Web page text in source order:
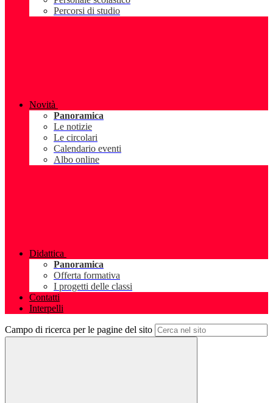
Percorsi di studio
Novità
Panoramica
Le notizie
Le circolari
Calendario eventi
Albo online
Didattica
Panoramica
Offerta formativa
I progetti delle classi
Contatti
Interpelli
Campo di ricerca per le pagine del sito